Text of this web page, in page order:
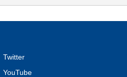
Twitter
YouTube